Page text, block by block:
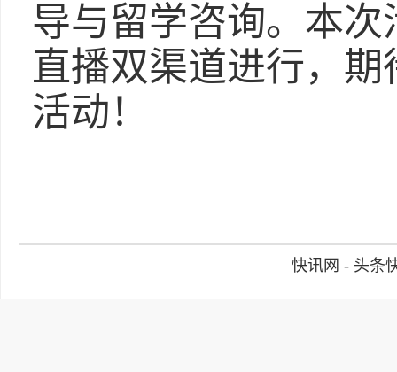
导与留学咨询。本
直播双渠道进行，
活动！
快讯网 - 头条